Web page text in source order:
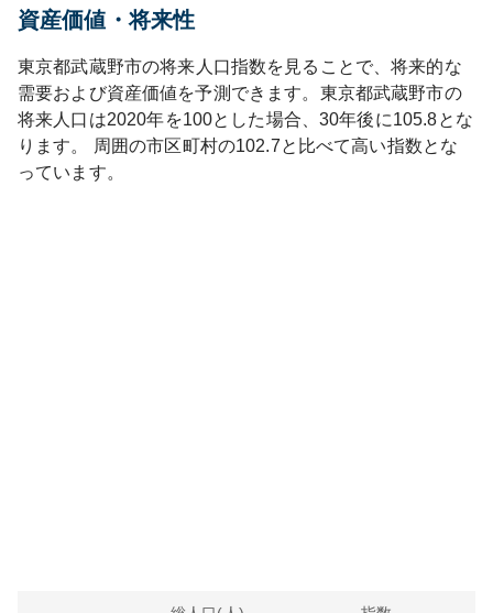
資産価値・将来性
東京都武蔵野市の将来人口指数を見ることで、将来的な
需要および資産価値を予測できます。 東京都武蔵野市の
将来人口は2020年を100とした場合、30年後に105.8とな
ります。
周囲の市区町村の102.7と比べて高い指数とな
っています。